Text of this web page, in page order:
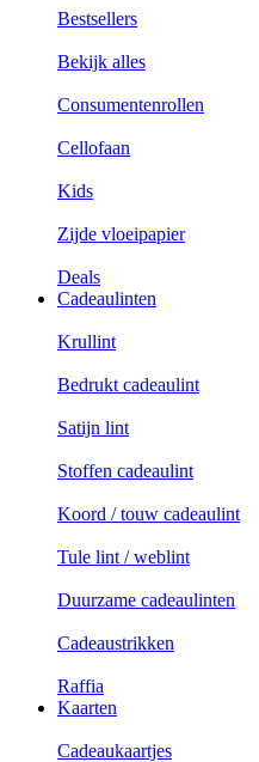
Bestsellers
Bekijk alles
Consumentenrollen
Cellofaan
Kids
Zijde vloeipapier
Deals
Cadeaulinten
Krullint
Bedrukt cadeaulint
Satijn lint
Stoffen cadeaulint
Koord / touw cadeaulint
Tule lint / weblint
Duurzame cadeaulinten
Cadeaustrikken
Raffia
Kaarten
Cadeaukaartjes